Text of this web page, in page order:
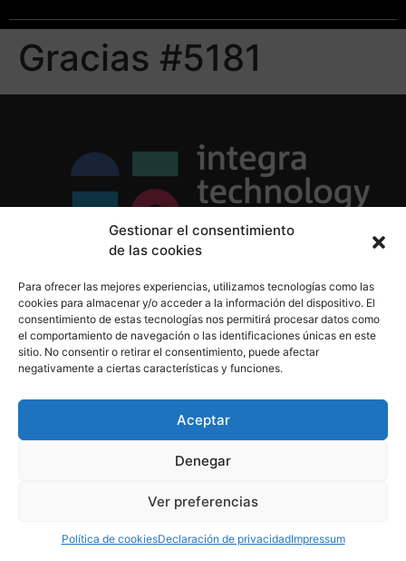
Gestionar el consentimiento
de las cookies
Para ofrecer las mejores experiencias, utilizamos tecnologías como las
cookies para almacenar y/o acceder a la información del dispositivo. El
consentimiento de estas tecnologías nos permitirá procesar datos como
el comportamiento de navegación o las identificaciones únicas en este
sitio. No consentir o retirar el consentimiento, puede afectar
negativamente a ciertas características y funciones.
Aceptar
Denegar
Ver preferencias
Política de cookiesDeclaración de privacidadImpressum
Gracias #5181
Política de Cookies
Aviso Legal
910 607 564
derechos reservados